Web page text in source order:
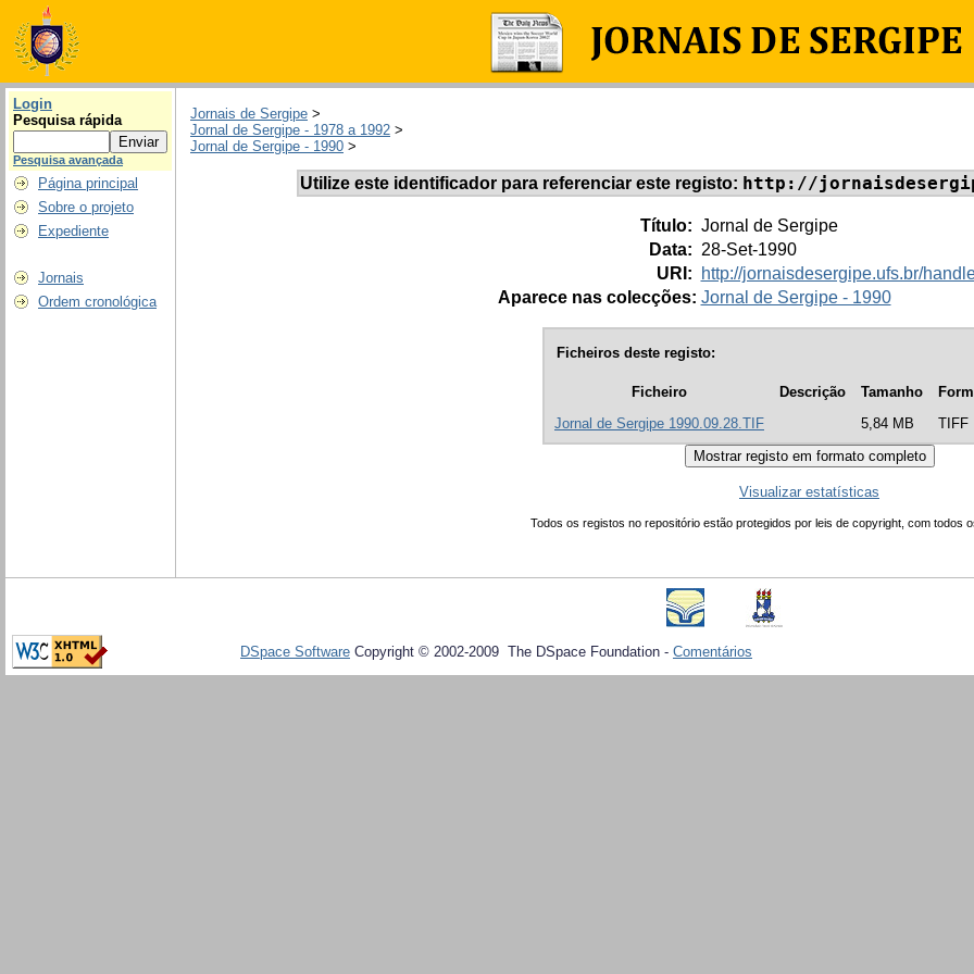
Login
Pesquisa rápida
Pesquisa avançada
Página principal
Sobre o projeto
Expediente
Jornais
Ordem cronológica
Jornais de Sergipe >
Jornal de Sergipe - 1978 a 1992 >
Jornal de Sergipe - 1990 >
Utilize este identificador para referenciar este registo: http://
Título: Jornal de Sergipe
Data: 28-Set-1990
URI:
http://jornaisdesergipe.ufs.br/
Aparece nas colecções: Jornal de Sergipe - 1990
Ficheiros deste registo:
Ficheiro Descrição Tamanho
Jornal de Sergipe 1990.09.28.TIF
5,84 MB TIFF
Visualizar estatísticas
Todos os registos no repositório estão protegidos por leis de copyright, com todos
DSpace Software Copyright © 2002-2009 The DSpace Foundation - Comentários